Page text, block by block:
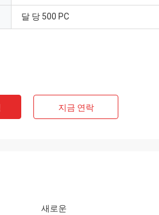
달 당 500 PC
지금 연락
새로운